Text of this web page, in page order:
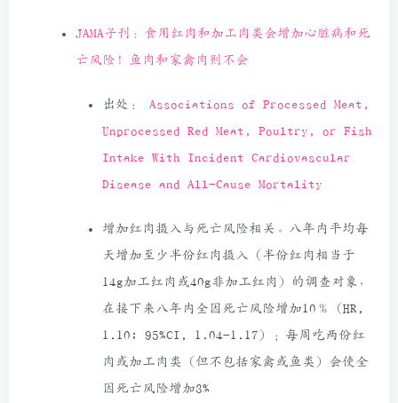
JAMA子刊：食用红肉和加工肉类会增加心脏病和死
亡风险！鱼肉和家禽肉则不会
出处： Associations of Processed Meat,
Unprocessed Red Meat, Poultry, or Fish
Intake With Incident Cardiovascular
Disease and All-Cause Mortality
增加红肉摄入与死亡风险相关。八年内平均每
天增加至少半份红肉摄入（半份红肉相当于
14g加工红肉或40g非加工红肉）的调查对象，
在接下来八年内全因死亡风险增加10％（HR,
1.10; 95%CI, 1.04-1.17）；每周吃两份红
肉或加工肉类（但不包括家禽或鱼类）会使全
因死亡风险增加3%